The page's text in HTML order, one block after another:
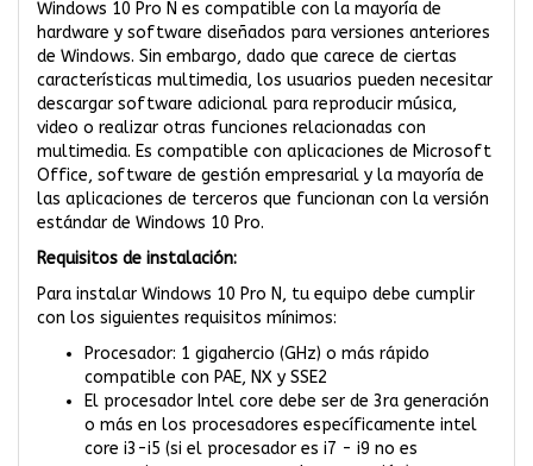
Windows 10 Pro N es compatible con la mayoría de
hardware y software diseñados para versiones anteriores
de Windows. Sin embargo, dado que carece de ciertas
características multimedia, los usuarios pueden necesitar
descargar software adicional para reproducir música,
video o realizar otras funciones relacionadas con
multimedia. Es compatible con aplicaciones de Microsoft
Office, software de gestión empresarial y la mayoría de
las aplicaciones de terceros que funcionan con la versión
estándar de Windows 10 Pro.
Requisitos de instalación:
Para instalar Windows 10 Pro N, tu equipo debe cumplir
con los siguientes requisitos mínimos:
Procesador: 1 gigahercio (GHz) o más rápido
compatible con PAE, NX y SSE2
El procesador Intel core debe ser de 3ra generación
o más en los procesadores específicamente intel
core i3-i5 (si el procesador es i7 - i9 no es